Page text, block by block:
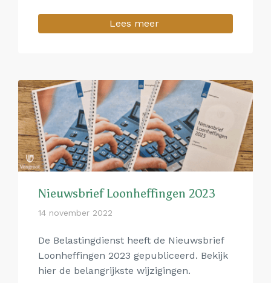
Lees meer
Nieuwsbrief Loonheffingen 2023
14 november 2022
De Belastingdienst heeft de Nieuwsbrief
Loonheffingen 2023 gepubliceerd. Bekijk
hier de belangrijkste wijzigingen.